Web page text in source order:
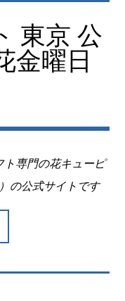
東京 公
金曜日
専門の花キューピ
の公式サイトです